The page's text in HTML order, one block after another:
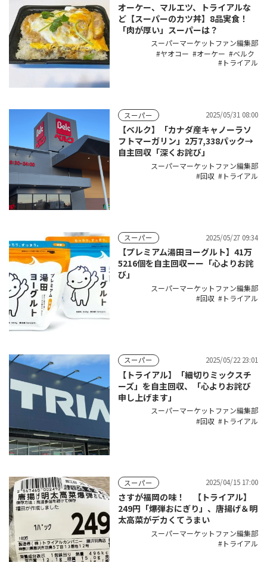
オーケー、マルエツ、トライアルな
ど【スーパーのカツ丼】8品実食！
「肉が厚い」スーパーは？
スーパーマーケットファン編集部
ヤオコー
オーケー
ベルク
トライアル
スーパー 2025/05/31 08:00
【ベルク】「カナダ産キャノーラソ
フトマーガリン」2万7,338パック→
自主回収「深くお詫び」
スーパーマーケットファン編集部
回収
トライアル
スーパー 2025/05/27 09:34
【プレミアム湯田ヨーグルト】41万
5216個を自主回収ーー「心よりお詫
び」
スーパーマーケットファン編集部
回収
トライアル
スーパー 2025/05/22 23:01
【トライアル】「細切りミックスチ
ーズ」を自主回収、「心よりお詫び
申し上げます」
スーパーマーケットファン編集部
回収
トライアル
スーパー 2025/04/15 17:00
さすが福岡の味！ 【トライアル】
249円「爆弾おにぎり」、唐揚げ＆明
太高菜がデカくてうまい
スーパーマーケットファン編集部
トライアル